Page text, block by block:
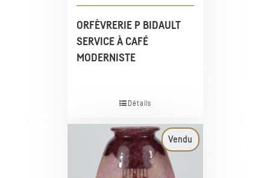
ORFÈVRERIE P BIDAULT
SERVICE À CAFÉ
MODERNISTE
Détails
Vendu